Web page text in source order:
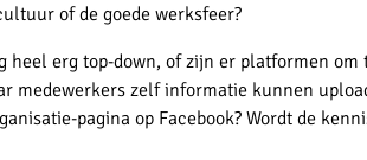
of de goede werksfeer?
heel erg top-down, of zijn er platformen om
medewerkers zelf informatie kunnen
pagina op Facebook? Wordt de